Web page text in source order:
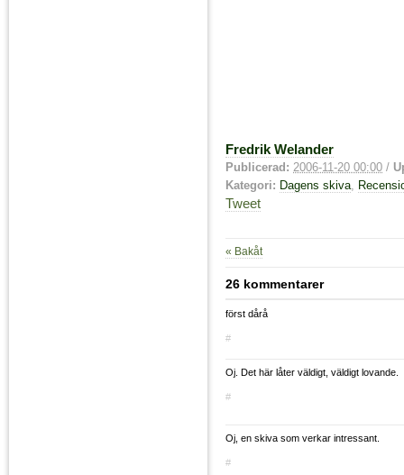
Fredrik Welander
Publicerad: 2006-11-20 00:00 /
Kategori: Dagens skiva
Tweet
« Bakåt
26 kommentarer
först dårå
#
Oj. Det här låter väldigt, väldigt lovande.
#
Oj, en skiva som verkar intressant.
#